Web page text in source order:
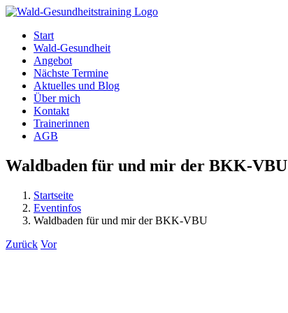
Zum
springenStart
Wald-Gesundheit
Angebot
Nächste Termine
Aktuelles und Blog
Über mich
Kontakt
Trainerinnen
AGB
Waldbaden für und mir der BKK-VBU
Startseite
Eventinfos
Waldbaden für und mir der BKK-VBU
Zurück Vor